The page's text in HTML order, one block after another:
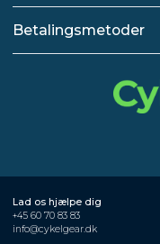
Betalingsmetoder
Lad os hjælpe dig
+45 60 70 83 83
info@cykelgear.dk